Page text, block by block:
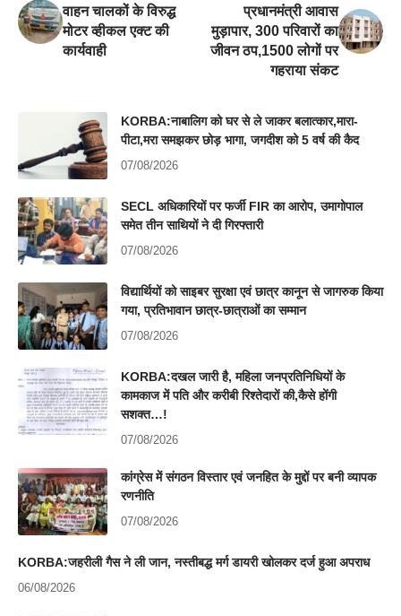
वाहन चालकों के विरुद्ध
मोटर व्हीकल एक्ट की
कार्यवाही
प्रधानमंत्री आवास
मुड़ापार, 300 परिवारों का
जीवन ठप,1500 लोगों पर
गहराया संकट
KORBA:नाबालिग को घर से ले जाकर बलात्कार,मारा-
पीटा,मरा समझकर छोड़ भागा, जगदीश को 5 वर्ष की कैद
07/08/2026
SECL अधिकारियों पर फर्जी FIR का आरोप, उमागोपाल
समेत तीन साथियों ने दी गिरफ्तारी
07/08/2026
विद्यार्थियों को साइबर सुरक्षा एवं छात्र कानून से जागरुक किया
गया, प्रतिभावान छात्र-छात्राओं का सम्मान
07/08/2026
KORBA:दखल जारी है, महिला जनप्रतिनिधियों के
कामकाज में पति और करीबी रिश्तेदारों की,कैसे होंगी
सशक्त…!
07/08/2026
कांग्रेस में संगठन विस्तार एवं जनहित के मुद्दों पर बनी व्यापक
रणनीति
07/08/2026
KORBA:जहरीली गैस ने ली जान, नस्तीबद्ध मर्ग डायरी खोलकर दर्ज हुआ अपराध
06/08/2026